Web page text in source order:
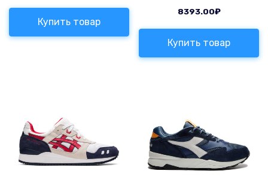
Купить товар
8393.00₽
Купить товар